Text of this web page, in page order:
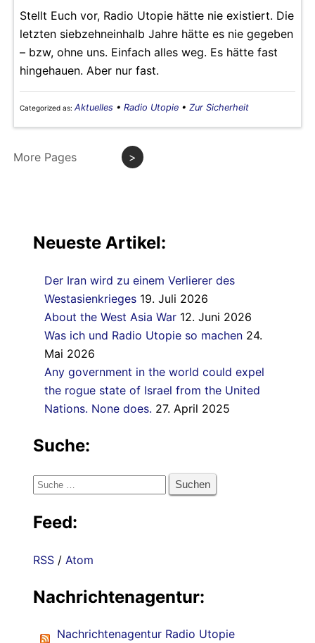
Stellt Euch vor, Radio Utopie hätte nie existiert. Die
letzten siebzehneinhalb Jahre hätte es nie gegeben
– bzw, ohne uns. Einfach alles weg. Es hätte fast
hingehauen. Aber nur fast.
Categorized as: Aktuelles • Radio Utopie • Zur Sicherheit
More Pages >
Neueste Artikel:
Der Iran wird zu einem Verlierer des
Westasienkrieges 19. Juli 2026
About the West Asia War 12. Juni 2026
Was ich und Radio Utopie so machen 24.
Mai 2026
Any government in the world could expel
the rogue state of Israel from the United
Nations. None does. 27. April 2025
Suche:
Suche
Feed:
RSS / Atom
Nachrichtenagentur:
Nachrichtenagentur Radio Utopie